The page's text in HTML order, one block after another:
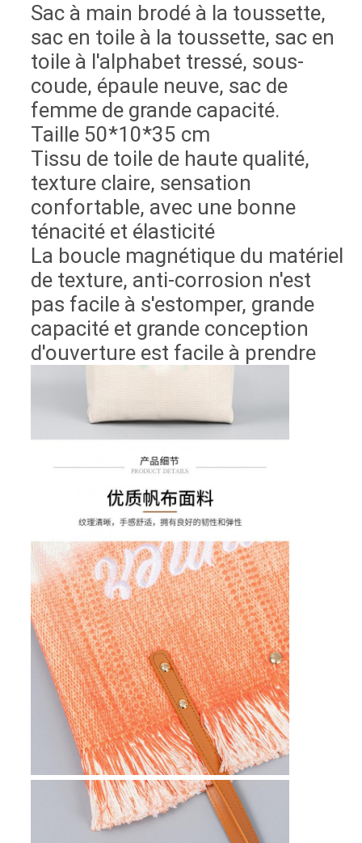
Sac à main brodé à la toussette,
sac en toile à la toussette, sac en
toile à l'alphabet tressé, sous-
coude, épaule neuve, sac de
femme de grande capacité.
Taille 50*10*35 cm
Tissu de toile de haute qualité,
texture claire, sensation
confortable, avec une bonne
ténacité et élasticité
La boucle magnétique du matériel
de texture, anti-corrosion n'est
pas facile à s'estomper, grande
capacité et grande conception
d'ouverture est facile à prendre